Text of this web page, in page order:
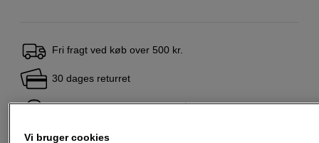
Fri fragt ved køb over 500 kr.
30 dages returret
Personlig service og ekspertrådgivning
Vi bruger cookies